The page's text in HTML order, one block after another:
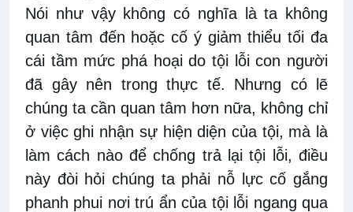
Nói như vậy không có nghĩa là ta không
quan tâm đến hoặc cố ý giảm thiểu tối đa
cái tầm mức phá hoại do tội lỗi con người
đã gây nên trong thực tế. Nhưng có lẽ
chúng ta cần quan tâm hơn nữa, không chỉ
ở việc ghi nhận sự hiện diện của tội, mà là
làm cách nào để chống trả lại tội lỗi, điều
này đòi hỏi chúng ta phải nỗ lực cố gắng
phanh phui nơi trú ẩn của tội lỗi ngang qua